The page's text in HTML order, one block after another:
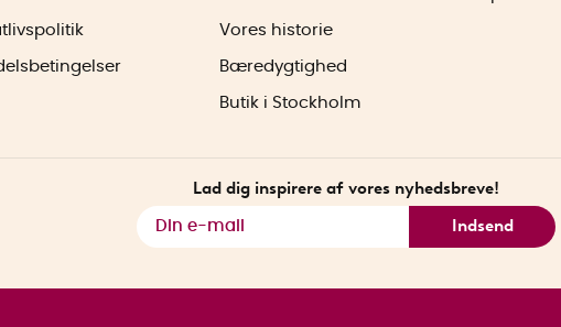
Vores historie
Bæredygtighed
Butik i Stockholm
Lad dig inspirere af vores nyhedsbreve!
Indsend